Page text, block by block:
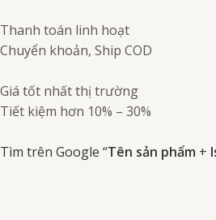
Thanh toán linh hoạt
Chuyển khoản, Ship COD
Giá tốt nhất thị trường
Tiết kiệm hơn 10% – 30%
Tìm trên Google “Tên sản phẩm +